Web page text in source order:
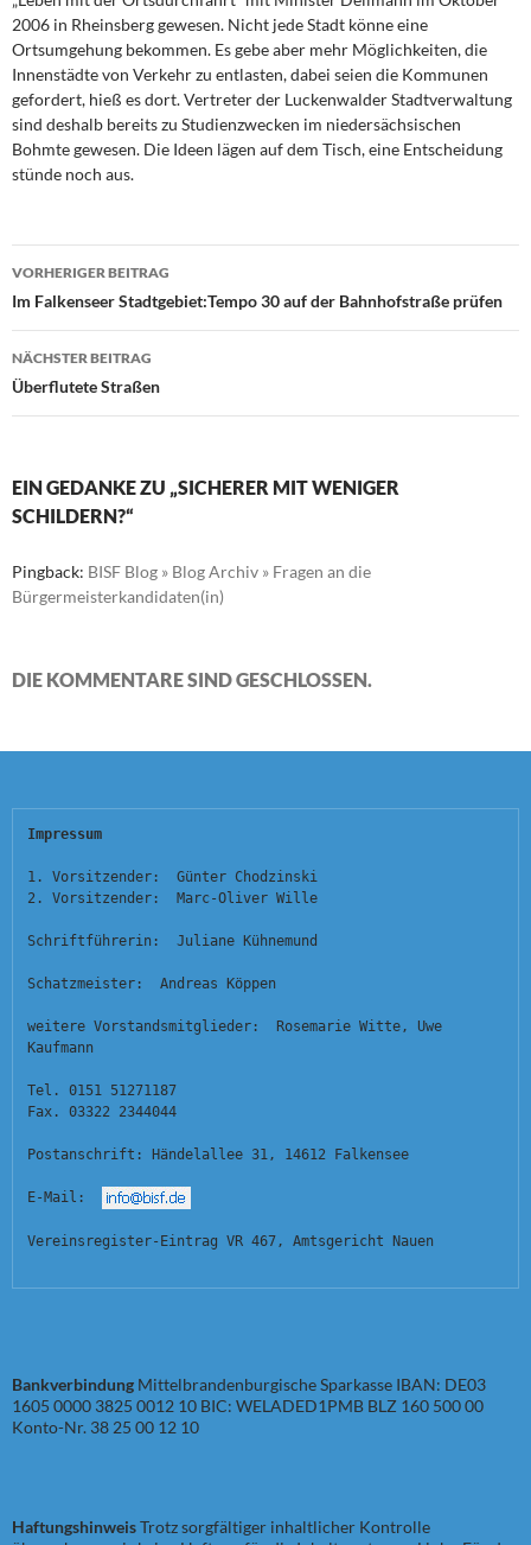
2006 in Rheinsberg gewesen. Nicht jede Stadt könne eine
Ortsumgehung bekommen. Es gebe aber mehr Möglichkeiten, die
Innenstädte von Verkehr zu entlasten, dabei seien die Kommunen
gefordert, hieß es dort. Vertreter der Luckenwalder Stadtverwaltung
sind deshalb bereits zu Studienzwecken im niedersächsischen
Bohmte gewesen. Die Ideen lägen auf dem Tisch, eine Entscheidung
stünde noch aus.
Beitragsnavigation
VORHERIGER BEITRAG
Im Falkenseer Stadtgebiet:Tempo 30 auf der Bahnhofstraße prüfen
NÄCHSTER BEITRAG
Überflutete Straßen
EIN GEDANKE ZU „SICHERER MIT WENIGER
SCHILDERN?“
Pingback: BISF Blog » Blog Archiv » Fragen an die
Bürgermeisterkandidaten(in)
DIE KOMMENTARE SIND GESCHLOSSEN.
Impressum
1. Vorsitzender:  Günter Chodzinski
2. Vorsitzender:  Marc-Oliver Wille
Schriftführerin:  Juliane Kühnemund
Schatzmeister:  Andreas Köppen
weitere Vorstandsmitglieder:  Rosemarie Witte, Uwe
Kaufmann
Tel. 0151 51271187
Fax. 03322 2344044
Postanschrift: Händelallee 31, 14612 Falkensee
E-Mail:
Vereinsregister-Eintrag VR 467, Amtsgericht Nauen
Bankverbindung Mittelbrandenburgische Sparkasse IBAN: DE03
1605 0000 3825 0012 10 BIC: WELADED1PMB BLZ 160 500 00
Konto-Nr. 38 25 00 12 10
HaftungshinweisTrotz sorgfältiger inhaltlicher Kontrolle